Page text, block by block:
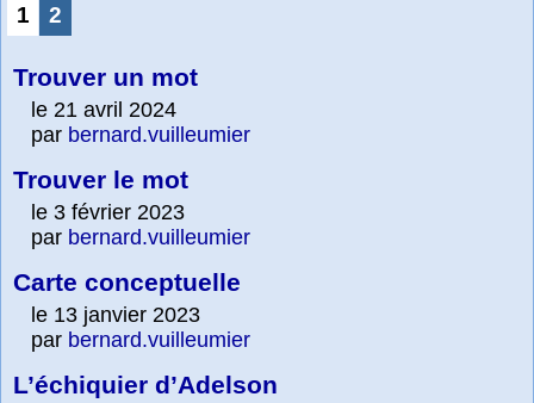
1 2
Trouver un mot
le 21 avril 2024
par bernard.vuilleumier
Trouver le mot
le 3 février 2023
par bernard.vuilleumier
Carte conceptuelle
le 13 janvier 2023
par bernard.vuilleumier
L’échiquier d’Adelson